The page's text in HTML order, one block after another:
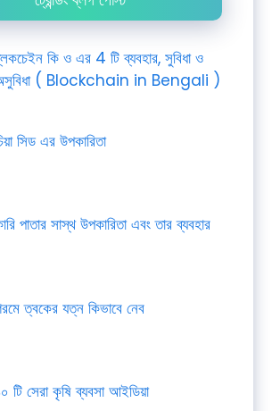
কি ও এর 4 টি ব্যবহার, সুবিধা ও
( Blockchain in Bengali )
সিড এর উপকারিতা
পাতার সাস্থ উপকারিতা এবং তার ব্যবহার
ত্বকের যত্ন কিভাবে নেব
টি সেরা কৃষি ব্যবসা আইডিয়া